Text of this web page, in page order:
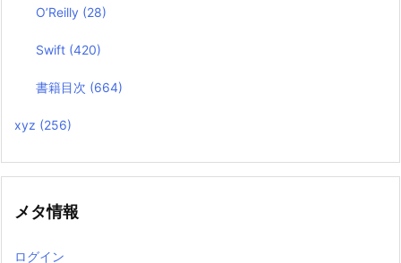
O’Reilly (28)
Swift (420)
書籍目次 (664)
xyz (256)
メタ情報
ログイン